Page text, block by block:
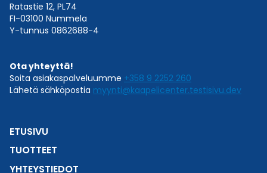
Ratastie 12, PL74
FI-03100 Nummela
Y-tunnus 0862688-4
Ota yhteyttä!
Soita asiakaspalveluumme +358 9 2252 260
Lähetä sähköpostia myynti@kaapelicenter.testisivu.dev
ETUSIVU
TUOTTEET
YHTEYSTIEDOT